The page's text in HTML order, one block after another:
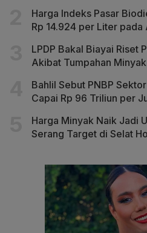
Harga Indeks Pasar
Rp 14.924 per Liter pada
LPDP Bakal Biayai Riset
Akibat Tumpahan
Bahlil Sebut PNBP
Capai Rp 96 Triliun per
Harga Minyak Naik Jadi
Serang Target di Selat